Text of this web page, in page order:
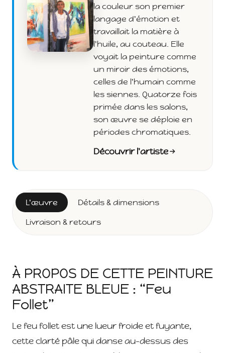
la couleur son premier
langage d'émotion et
travaillait la matière à
l'huile, au couteau. Elle
voyait la peinture comme
un miroir des émotions,
celles de l'humain comme
les siennes. Quatorze fois
primée dans les salons,
son œuvre se déploie en
périodes chromatiques.
Découvrir l'artiste
L'œuvre
Détails & dimensions
Livraison & retours
À PROPOS DE CETTE PEINTURE
ABSTRAITE BLEUE : “Feu
Follet”
Le feu follet est une lueur froide et fuyante,
cette clarté pâle qui danse au-dessus des